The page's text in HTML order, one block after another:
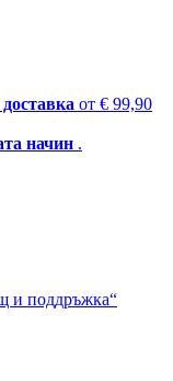
от € 99,90
начин .
и поддръжка“